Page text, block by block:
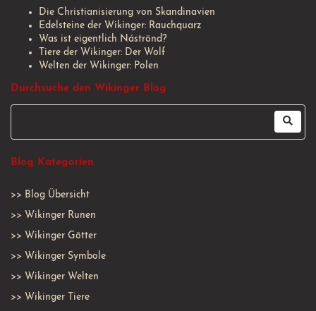
Die Christianisierung von Skandinavien
Edelsteine der Wikinger: Rauchquarz
Was ist eigentlich Náströnd?
Tiere der Wikinger: Der Wolf
Welten der Wikinger: Polen
Durchsuche den Wikinger Blog
Blog Kategorien
>> Blog Übersicht
>> Wikinger Runen
>> Wikinger Götter
>> Wikinger Symbole
>> Wikinger Welten
>> Wikinger Tiere